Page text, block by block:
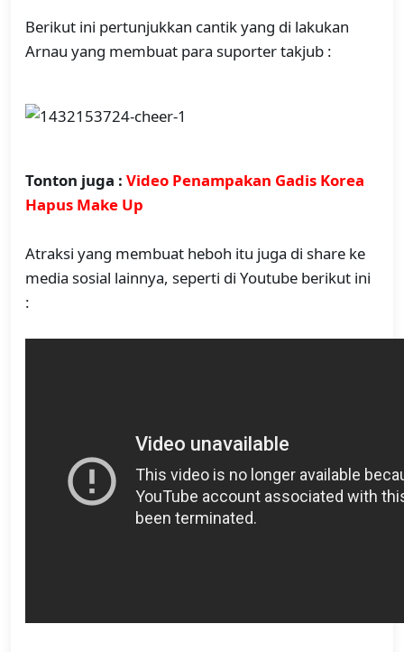
Berikut ini pertunjukkan cantik yang di lakukan
Arnau yang membuat para suporter takjub :
Tonton juga : Video Penampakan Gadis Korea
Hapus Make Up
Atraksi yang membuat heboh itu juga di share ke
media sosial lainnya, seperti di Youtube berikut ini
: